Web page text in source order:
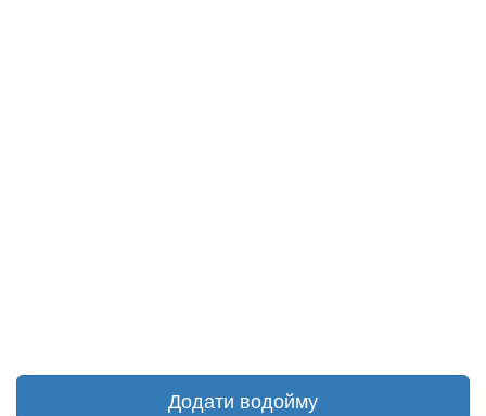
Додати водойму